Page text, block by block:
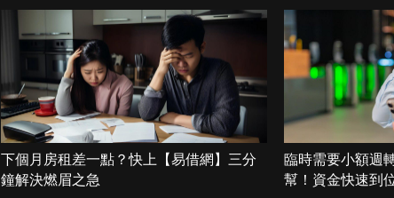
下個月房租差一點？快上【易借網】三分
鐘解決燃眉之急
臨時需要小額週
幫！資金快速到